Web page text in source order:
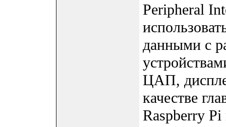
Peripheral
данными с
ЦАП,
качестве
Raspberry Pi